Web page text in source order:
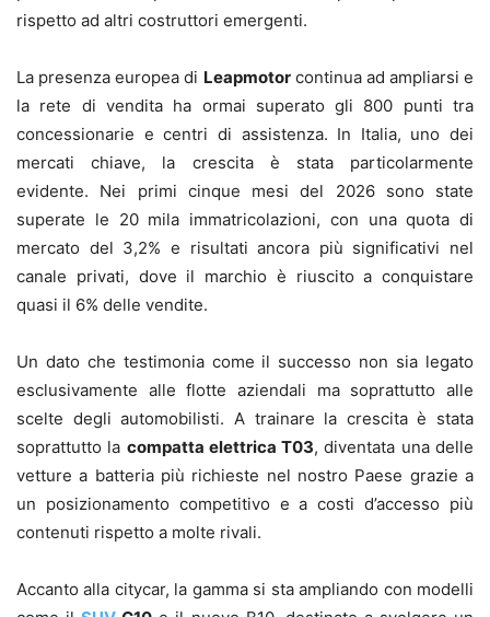
rispetto ad altri costruttori emergenti.
La presenza europea di Leapmotorcontinua ad ampliarsi e
la rete di vendita ha ormai superato gli 800 punti tra
concessionarie e centri di assistenza. In Italia, uno dei
mercati chiave, la crescita è stata particolarmente
evidente. Nei primi cinque mesi del 2026 sono state
superate le 20 mila immatricolazioni, con una quota di
mercato del 3,2% e risultati ancora più significativi nel
canale privati, dove il marchio è riuscito a conquistare
quasi il 6% delle vendite.
Un dato che testimonia come il successo non sia legato
esclusivamente alle flotte aziendali ma soprattutto alle
scelte degli automobilisti. A trainare la crescita è stata
soprattutto la compatta elettrica T03, diventata una delle
vetture a batteria più richieste nel nostro Paese grazie a
un posizionamento competitivo e a costi d’accesso più
contenuti rispetto a molte rivali.
Accanto alla citycar, la gamma si sta ampliando con modelli